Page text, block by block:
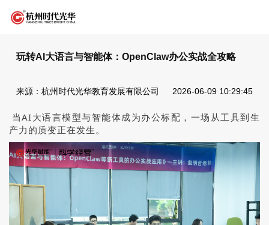
玩转AI大语言与智能体：OpenClaw办公实战全攻略
来源：杭州时代光华教育发展有限公司 2026-06-09 10:29:45
当AI大语言模型与智能体成为办公标配，一场从工具到生
产力的质变正在发生。